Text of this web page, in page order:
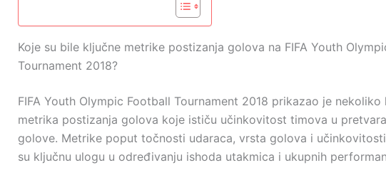
Koje su bile ključne metrike postizanja golova na FIFA Youth
Tournament 2018?
FIFA Youth Olympic Football Tournament 2018 prikazao je nekoliko
metrika postizanja golova koje ističu učinkovitost timova u
golove. Metrike poput točnosti udaraca, vrsta golova i
su ključnu ulogu u određivanju ishoda utakmica i ukupnih